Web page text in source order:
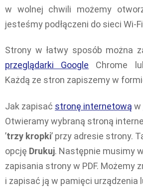
w wolnej chwili możemy
jesteśmy podłączeni do sieci Wi-
Strony w łatwy sposób można
przeglądarki Google Chrome
Każdą ze stron zapiszemy w
Jak zapisać stronę internetową w
Otwieramy wybraną stroną
’trzy kropki’ przy adresie strony.
opcję Drukuj. Następnie musimy
zapisania strony w PDF. Możemy
i zapisać ją w pamięci urządzenia